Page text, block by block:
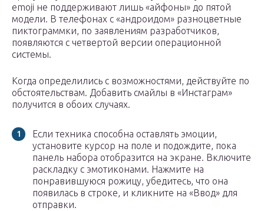
emoji не поддерживают лишь «айфоны» до пятой
модели. В телефонах с «андроидом» разноцветные
пиктограммки, по заявлениям разработчиков,
появляются с четвертой версии операционной
системы.
Когда определились с возможностями, действуйте по
обстоятельствам. Добавить смайлы в «Инстаграм»
получится в обоих случаях.
Если техника способна оставлять эмоции,
установите курсор на поле и подождите, пока
панель набора отобразится на экране. Включите
раскладку с эмотиконами. Нажмите на
понравившуюся рожицу, убедитесь, что она
появилась в строке, и кликните на «Ввод» для
отправки.